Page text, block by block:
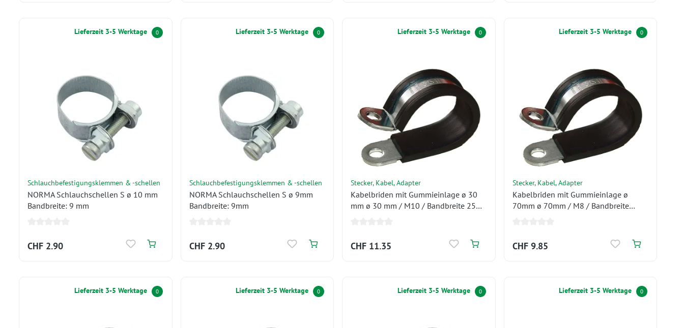
Lieferzeit 3-5 Werktage 0
Schlauchbefestigungsklemmen & -schellen
NORMA Schlauchschellen S ø 10 mm
Bandbreite: 9 mm
CHF 2.90
Lieferzeit 3-5 Werktage 0
Schlauchbefestigungsklemmen & -schellen
NORMA Schlauchschellen S ø 9mm
Bandbreite: 9mm
CHF 2.90
Lieferzeit 3-5 Werktage 0
Stecker, Kabel, Adapter
Kabelbriden mit Gummieinlage ø 30
mm ø 30 mm / M10 / Bandbreite 25
CHF 11.35
Lieferzeit 3-5 Werktage 0
Stecker, Kabel, Adapter
Kabelbriden mit Gummieinlage ø
70mm ø 70mm / M8 / Bandbreite
CHF 9.85
Lieferzeit 3-5 Werktage 0 Lieferzeit 3-5 Werktage 0 Lieferzeit 3-5 Werktage 0 Lieferzeit 3-5 Werktage 0